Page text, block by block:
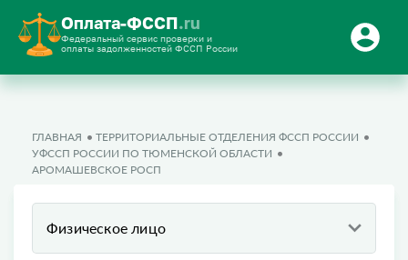
Оплата-ФССП.ru
Федеральный сервис проверки и
оплаты задолженностей ФССП России
ГЛАВНАЯ
ТЕРРИТОРИАЛЬНЫЕ ОТДЕЛЕНИЯ ФССП РОССИИ
УФССП РОССИИ ПО ТЮМЕНСКОЙ ОБЛАСТИ
АРОМАШЕВСКОЕ РОСП
Физическое лицо